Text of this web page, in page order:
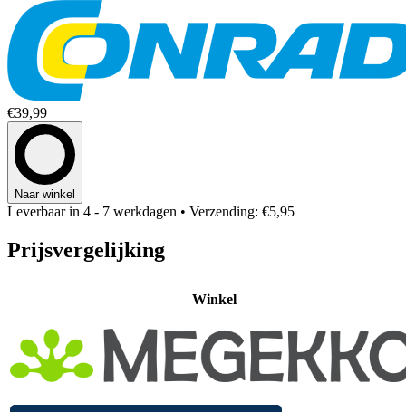
€39,99
Naar winkel
Leverbaar in 4 - 7 werkdagen • Verzending: €5,95
Prijsvergelijking
Winkel